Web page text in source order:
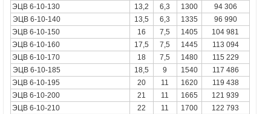
ЭЦВ 6-10-130
13,2 6,3 1300
94 306
ЭЦВ 6-10-140
13,5 6,3 1335
96 990
ЭЦВ 6-10-150
16 7,5 1405
104 981
ЭЦВ 6-10-160
17,5 7,5 1445
113 094
ЭЦВ 6-10-170
18 7,5 1480
115 229
ЭЦВ 6-10-185
18,5 9 1540
117 486
ЭЦВ 6-10-195
20 11 1620
119 438
ЭЦВ 6-10-200
21 11 1665
121 939
ЭЦВ 6-10-210
22 11 1700
122 793